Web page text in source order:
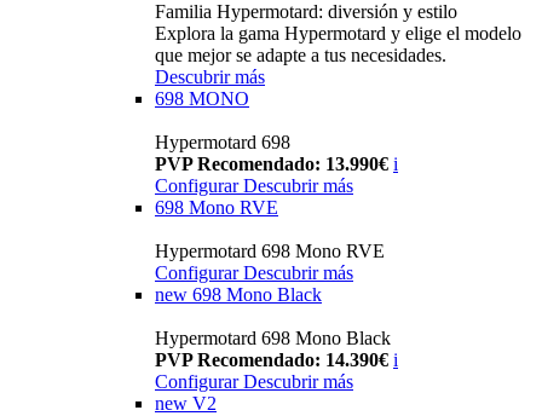
Familia Hypermotard: diversión y estilo
Explora la gama Hypermotard y elige el modelo
que mejor se adapte a tus necesidades.
Descubrir más
698 MONO
Hypermotard 698
PVP Recomendado: 13.990€ i
ConfigurarDescubrir más
698 Mono RVE
Hypermotard 698 Mono RVE
Configurar Descubrir más
new 698 Mono Black
Hypermotard 698 Mono Black
PVP Recomendado: 14.390€ i
Configurar Descubrir más
new V2